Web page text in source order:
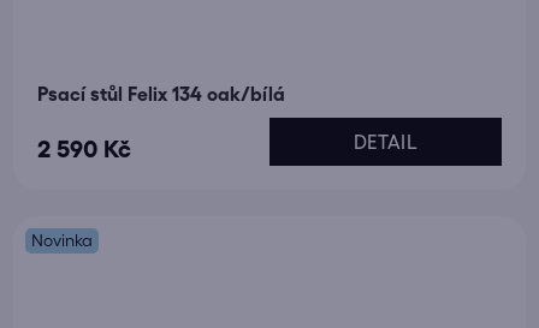
Psací stůl Felix 134 oak/bílá
2 590 Kč DETAIL
Novinka